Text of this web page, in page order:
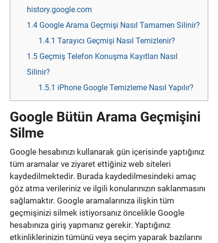
history.google.com
1.4 Google Arama Geçmişi Nasıl Tamamen Silinir?
1.4.1 Tarayıcı Geçmişi Nasıl Temizlenir?
1.5 Geçmiş Telefon Konuşma Kayıtları Nasıl
Silinir?
1.5.1 iPhone Google Temizleme Nasıl Yapılır?
Google Bütün Arama Geçmişini
Silme
Google hesabınızı kullanarak gün içerisinde yaptığınız
tüm aramalar ve ziyaret ettiğiniz web siteleri
kaydedilmektedir. Burada kaydedilmesindeki amaç
göz atma verileriniz ve ilgili konularınızın saklanmasını
sağlamaktır. Google aramalarınıza ilişkin tüm
geçmişinizi silmek istiyorsanız öncelikle Google
hesabınıza giriş yapmanız gerekir. Yaptığınız
etkinliklerinizin tümünü veya seçim yaparak bazılarını